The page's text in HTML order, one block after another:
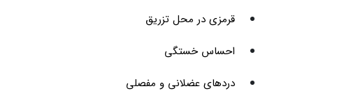
قرمزی در محل تزریق
احساس خستگی
دردهای عضلانی و مفصلی